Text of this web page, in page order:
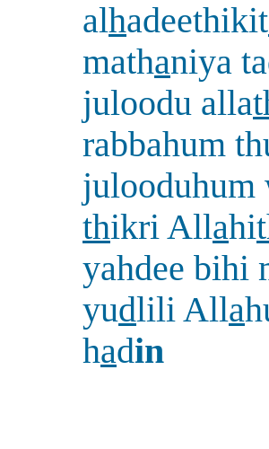
alhadeethikit
mathaniya
juloodu alla
rabbahum
julooduhum
thikri Allahi
yahdee bihi
yudlili Alla
hadin